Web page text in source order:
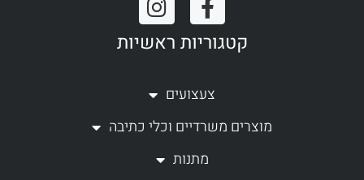
a
c
b
o
k
n
s
a
r
a
קטגוריות ראשיות
צעצועים
מוצרים משרדיים וכלי כתיבה
מתנות